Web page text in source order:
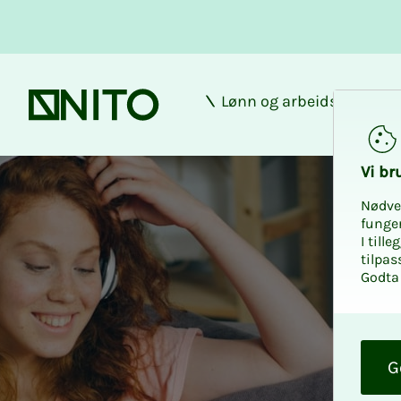
Forsiden
Lønn og arbeidsforhold
Innboforsikring Vi
I